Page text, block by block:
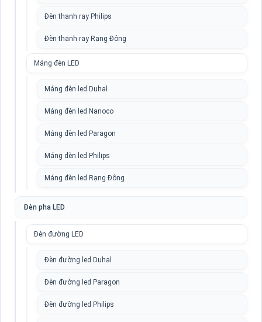
Đèn thanh ray Philips
Đèn thanh ray Rạng Đông
Máng đèn LED
Máng đèn led Duhal
Máng đèn led Nanoco
Máng đèn led Paragon
Máng đèn led Philips
Máng đèn led Rạng Đông
Đèn pha LED
Đèn đường LED
Đèn đường led Duhal
Đèn đường led Paragon
Đèn đường led Philips